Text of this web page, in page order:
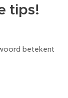
tips!
betekent